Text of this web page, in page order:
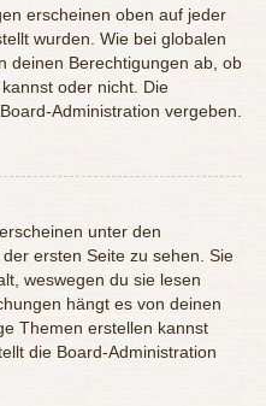
erscheinen oben auf jeder
wurden. Wie bei globalen
deinen Berechtigungen ab, ob
oder nicht. Die
Administration vergeben.
unter den
ersten Seite zu sehen. Sie
weswegen du sie lesen
hängt es von deinen
Themen erstellen kannst
die Board-Administration